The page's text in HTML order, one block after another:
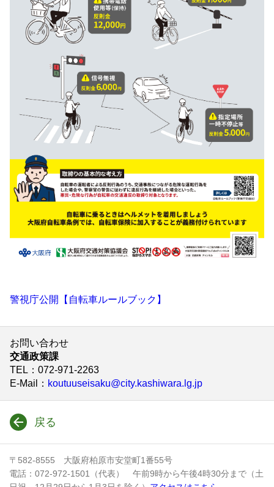
警視庁公開【自転車ルールブック】
お問い合わせ
交通政策課
TEL ：072-971-2263
E-Mail
： koutuuseisaku@city.kashiwara.lg.jp
戻る
〒582-8555 大阪府柏原市安堂町1番55号
電話：072-972-1501（代表） 午前9時から午後4時30分まで（土